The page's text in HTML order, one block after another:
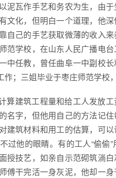
瓦作手艺和务农为生，由
化，但明白一个道理，他
自己的手艺获取微薄的收入
范学校，在山东人民广播电
中任教，曾任曲阜一中副校
；三姐毕业于枣庄师范学校
算建筑工程量和给工人发放
名字，但他用自己的方法记
建筑材料和用工的估算，可
过他的眼睛。有的工人“偷偷
授技艺，如亲自示范砌筑淌
傅干完活一身灰泥，他却一